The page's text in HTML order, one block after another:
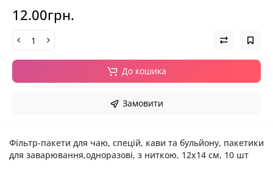
12.00грн.
До кошика
Замовити
Фільтр-пакети для чаю, спецій, кави та бульйону, пакетики
для заварювання,одноразові, з ниткою, 12х14 см, 10 шт